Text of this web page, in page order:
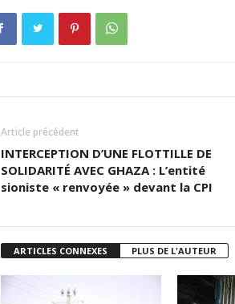
Article précédent
INTERCEPTION D’UNE FLOTTILLE DE
SOLIDARITÉ AVEC GHAZA : L’entité
sioniste « renvoyée » devant la CPI
ARTICLES CONNEXES PLUS DE L'AUTEUR